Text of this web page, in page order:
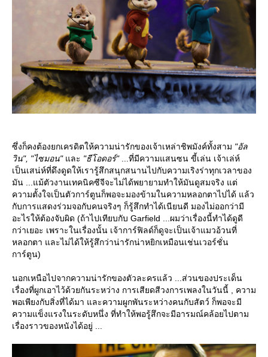
ซึ่งก็คงต้องยกเครดิตให้ความน่ารักของเจ้าเหล่าชิพมังค์ทั้งสาม "อัล
วิน", "ไซมอน"ละ "ธีโอดอร์"...ที่มีความแสนซน ขี้เล่น เจ้าเล่ห์
เป็นเสน่ห์ที่ดึงดูดให้เรารู้สึกสนุกสนานไปกับความเริงร่าทุกเวลาของ
มัน ...แม้ตัวงานเทคนิคซีจีจะไม่ได้พยายามทำให้มันดูสมจริง แต่
ความตั้งใจเป็นตัวการ์ตูนก็พอจะมองข้ามในความหลอกตาไปได้ แล้ว
กับการแสดงร่วมจอกับคนจริงๆ ก็รู้สึกทำได้เนียนดี มองไม่ออกว่ามี
อะไรให้ต้องจับผิด (ถ้าไปเทียบกับ Garfield ...ผมว่าเรื่องนี้ทำได้ดูดี
กว่าเยอะ เพราะในเรื่องนั้น เจ้าการ์ฟิลด์ก็ดูจะเป็นเจ้าแมวอ้วนที่
หลอกตา และไม่ได้ให้รู้สึกว่าน่ารักน่าหยิกเหมือนเช่นเวอร์ชั่น
การ์ตูน)
นอกเหนือไปจากความน่ารักของตัวละครแล้ว ...ส่วนของประเด็น
เรื่องที่ผูกเอาไว้ด้วยกันระหว่าง การเสียดสีวงการเพลงในวันนี้ , ความ
พอเพียงกับสิ่งที่ได้มา และความผูกพันระหว่างคนกับสัตว์ ก็พอจะมี
ความแข็งแรงในระดับหนึ่ง ที่ทำให้พอรู้สึกจะมีอารมณ์คล้อยไปตาม
เรื่องราวของหนังได้อยู่ ...